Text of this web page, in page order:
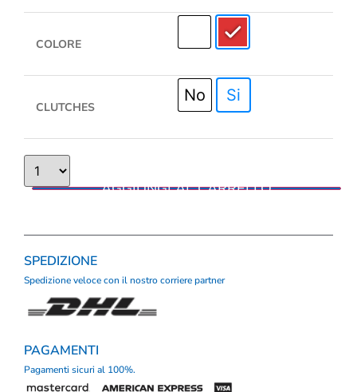
COLORE
CLUTCHES
No Si
AGGIUNGI AL CARRELLO
SPEDIZIONE
Spedizione veloce con il nostro corriere partner
PAGAMENTI
Pagamenti sicuri al 100%.